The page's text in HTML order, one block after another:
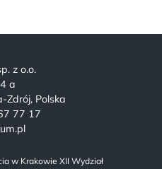
z o.o.
a
Zdrój, Polska
77 17
w Krakowie XII Wydział